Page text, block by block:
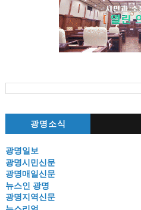
광명소식
광명일보
광명시민신문
광명매일신문
뉴스인 광명
광명지역신문